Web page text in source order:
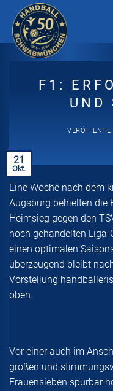
Inhalt
springen
F1:
UND
21
Okt.
Eine Woche nach dem
Augsburg behielten die
Heimsieg gegen den
hoch gehandelten
einen optimalen
überzeugend bleibt
Vorstellung
oben.
Vor einer auch im
großen und
Frauensieben spürbar